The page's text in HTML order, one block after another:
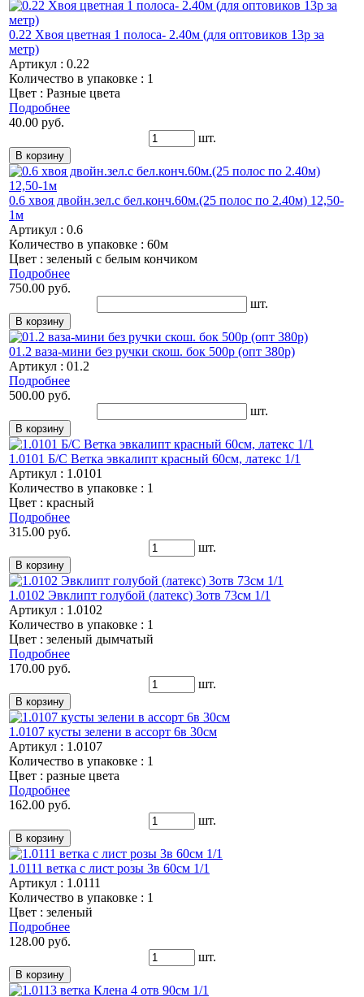
0.22 Хвоя цветная 1 полоса- 2.40м (для оптовиков 13р за
метр)
Артикул : 0.22
Количество в упаковке : 1
Цвет : Разные цвета
Подробнее
40.00 руб.
шт.
0.6 хвоя двойн.зел.с бел.конч.60м.(25 полос по 2.40м) 12,50-
1м
Артикул : 0.6
Количество в упаковке : 60м
Цвет : зеленый с белым кончиком
Подробнее
750.00 руб.
шт.
01.2 ваза-мини без ручки скош. бок 500р (опт 380р)
Артикул : 01.2
Подробнее
500.00 руб.
шт.
1.0101 Б/С Ветка эвкалипт красный 60см, латекс 1/1
Артикул : 1.0101
Количество в упаковке : 1
Цвет : красный
Подробнее
315.00 руб.
шт.
1.0102 Эвклипт голубой (латекс) 3отв 73см 1/1
Артикул : 1.0102
Количество в упаковке : 1
Цвет : зеленый дымчатый
Подробнее
170.00 руб.
шт.
1.0107 кусты зелени в ассорт 6в 30см
Артикул : 1.0107
Количество в упаковке : 1
Цвет : разные цвета
Подробнее
162.00 руб.
шт.
1.0111 ветка с лист розы 3в 60см 1/1
Артикул : 1.0111
Количество в упаковке : 1
Цвет : зеленый
Подробнее
128.00 руб.
шт.